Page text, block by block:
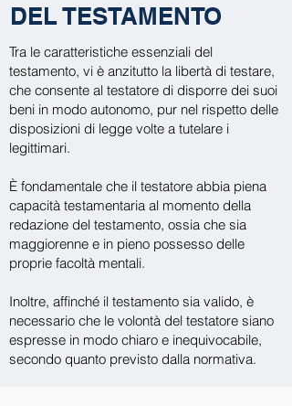
DEL TESTAMENTO
Tra le caratteristiche essenziali del
testamento, vi è anzitutto la libertà di testare,
che consente al testatore di disporre dei suoi
beni in modo autonomo, pur nel rispetto delle
disposizioni di legge volte a tutelare i
legittimari.
È fondamentale che il testatore abbia piena
capacità testamentaria al momento della
redazione del testamento, ossia che sia
maggiorenne e in pieno possesso delle
proprie facoltà mentali.
Inoltre, affinché il testamento sia valido, è
necessario che le volontà del testatore siano
espresse in modo chiaro e inequivocabile,
secondo quanto previsto dalla normativa.